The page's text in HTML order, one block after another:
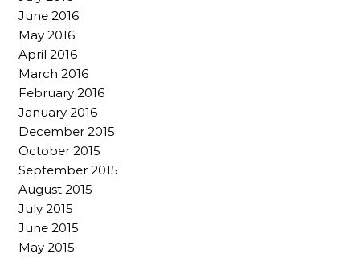
June 2016
May 2016
April 2016
March 2016
February 2016
January 2016
December 2015
October 2015
September 2015
August 2015
July 2015
June 2015
May 2015